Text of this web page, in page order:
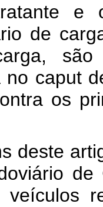
e o
de
são
no caput
contra
deste